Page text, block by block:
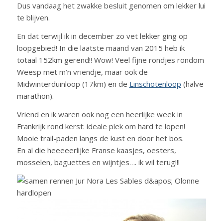
Dus vandaag het zwakke besluit genomen om lekker lui
te blijven.
En dat terwijl ik in december zo vet lekker ging op
loopgebied! In die laatste maand van 2015 heb ik
totaal 152km gerend!! Wow! Veel fijne rondjes rondom
Weesp met m’n vriendje, maar ook de
Midwinterduinloop (17km) en de Linschotenloop (halve
marathon).
Vriend en ik waren ook nog een heerlijke week in
Frankrijk rond kerst: ideale plek om hard te lopen!
Mooie trail-paden langs de kust en door het bos.
En al die heeeeerlijke Franse kaasjes, oesters,
mosselen, baguettes en wijntjes…. ik wil terug!!!